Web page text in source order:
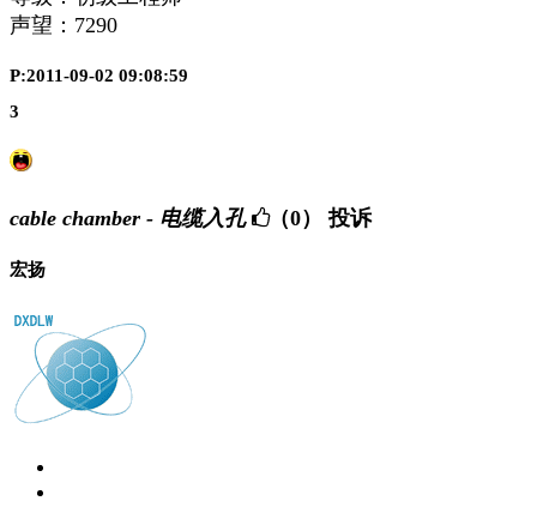
声望： 7290
P:2011-09-02 09:08:59
3
cable chamber - 电缆入孔 （0） 投诉
宏扬